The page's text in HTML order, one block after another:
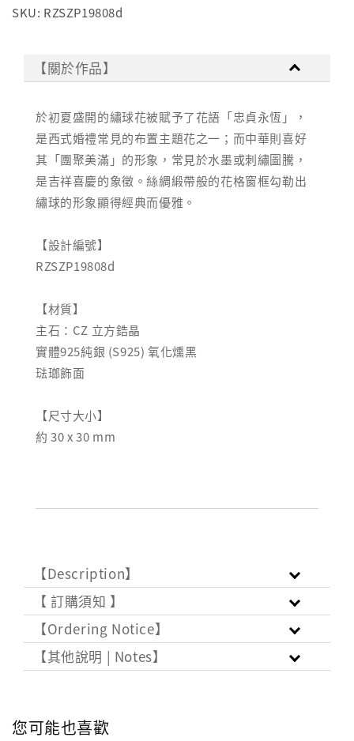
SKU: RZSZP19808d
【關於作品】
於初夏盛開的繡球花被賦予了花語「忠貞永恆」，
是西式婚禮常見的布置主題花之一；而中華則喜好
其「團聚美滿」的形象，常見於水墨或刺繡圖騰，
是吉祥喜慶的象徵。絲綢緞帶般的花格窗框勾勒出
繡球的形象顯得經典而優雅。
【設計編號】
RZSZP19808d
【材質】
主石：CZ 立方鋯晶
實體925純銀 (S925) 氧化燻黑
琺瑯飾面
【尺寸大小】
約 30 x 30 mm
【Description】
【 訂購須知 】
【Ordering Notice】
【其他說明 | Notes】
您可能也喜歡